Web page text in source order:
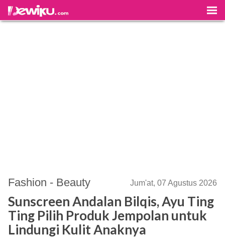
Fashion - Beauty Jum'at, 07 Agustus 2026
Sunscreen Andalan Bilqis, Ayu Ting
Ting Pilih Produk Jempolan untuk
Lindungi Kulit Anaknya